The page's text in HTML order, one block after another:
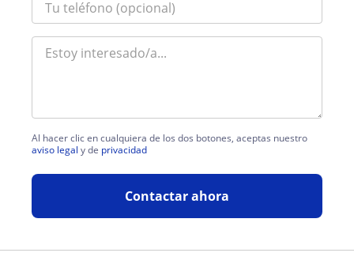
Al hacer clic en cualquiera de los dos botones, aceptas nuestro
aviso legal y de privacidad
Contactar ahora